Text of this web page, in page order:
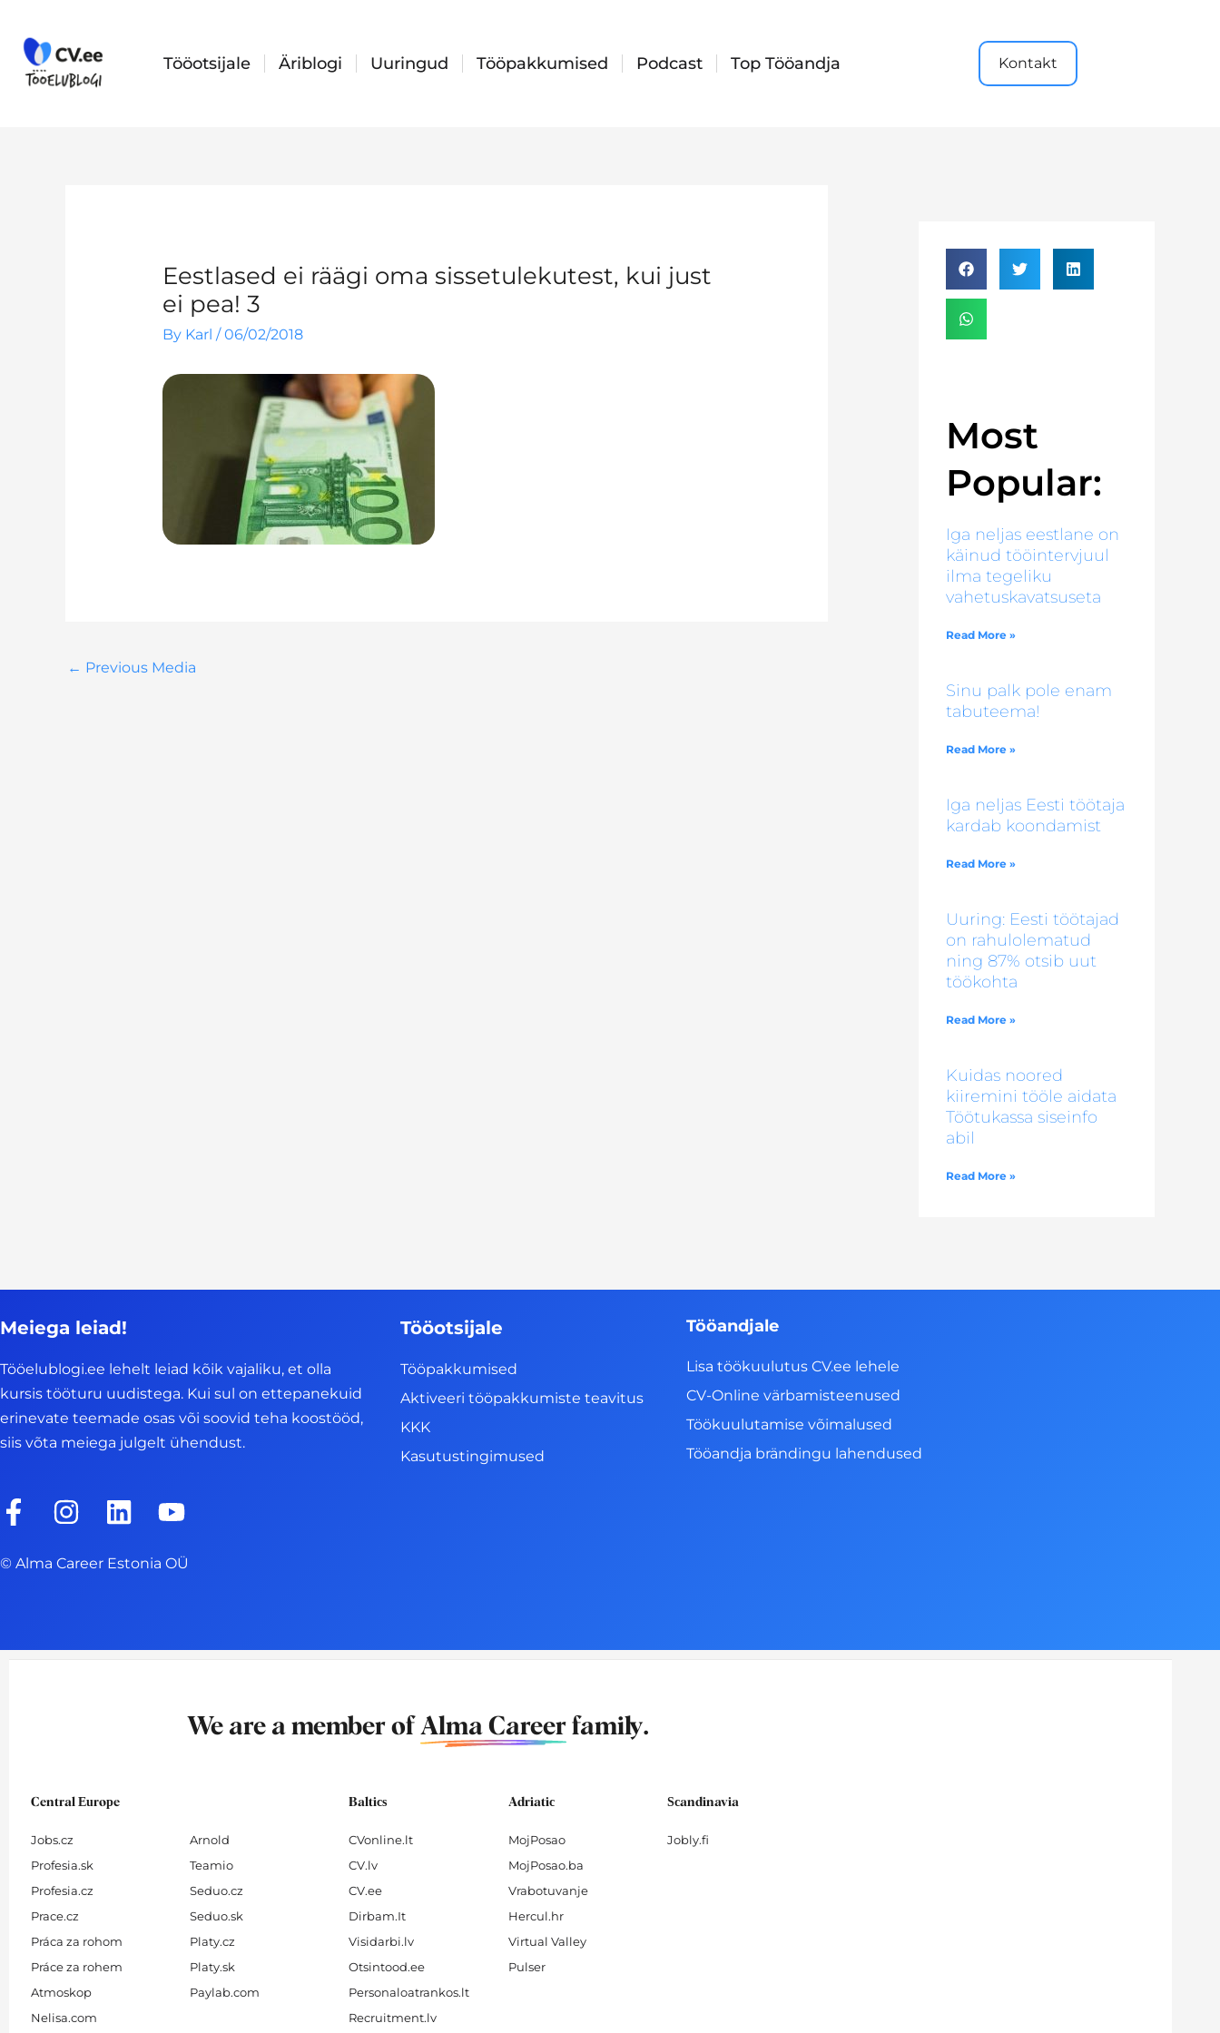
content
Tööotsijale Äriblogi Uuringud Tööpakkumised Podcast Top Tööandja Kontakt
Eestlased ei räägi oma sissetulekutest, kui just
ei pea! 3
By Karl /06/02/2018
← Previous Media
Most
Popular:
Iga neljas eestlane on
käinud tööintervjuul
ilma tegeliku
vahetuskavatsuseta
Read More »
Sinu palk pole enam
tabuteema!
Read More »
Iga neljas Eesti töötaja
kardab koondamist
Read More »
Uuring: Eesti töötajad
on rahulolematud
ning 87% otsib uut
töökohta
Read More »
Kuidas noored
kiiremini tööle aidata
Töötukassa siseinfo
abil
Read More »
Meiega leiad!
Tööelublogi.ee lehelt leiad kõik vajaliku, et olla
kursis tööturu uudistega. Kui sul on ettepanekuid
erinevate teemade osas või soovid teha koostööd,
siis võta meiega julgelt ühendust.
F
c
o
I
s
g
L
n
d
Y
u
b
© Alma Career Estonia OÜ
Tööotsijale
Tööpakkumised
Aktiveeri tööpakkumiste teavitus
KKK
Kasutustingimused
Tööandjale
Lisa töökuulutus CV.ee lehele
CV-Online värbamisteenused
Töökuulutamise võimalused
Tööandja brändingu lahendused
We are a member of Alma Careerfamily.
Central Europe
Jobs.cz
Profesia.sk
Profesia.cz
Prace.cz
Práca za rohom
Práce za rohem
Atmoskop
Nelisa.com
Arnold
Teamio
Seduo.cz
Seduo.sk
Platy.cz
Platy.sk
Paylab.com
Baltics
CVonline.lt
CV.lv
CV.ee
Dirbam.It
Visidarbi.lv
Otsintood.ee
Personaloatrankos.lt
Recruitment.lv
Adriatic
MojPosao
MojPosao.ba
Vrabotuvanje
Hercul.hr
Virtual Valley
Pulser
Scandinavia
Jobly.fi